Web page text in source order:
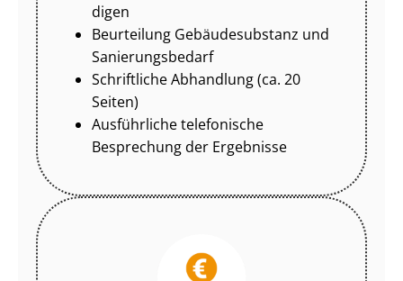
di­gen
Beurteilung Gebäudesubstanz und
Sa­nie­rungs­be­darf
Schriftliche Abhandlung (ca. 20
Seiten)
Ausführliche telefonische
Besprechung der Ergebnisse